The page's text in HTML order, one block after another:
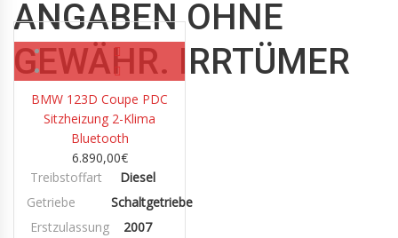
ANGABEN OHNE
GEWÄHR. IRRTÜMER
Diesel
BMW 123D Coupe PDC
Sitzheizung 2-Klima
Bluetooth
6.890,00€
Treibstoffart
Diesel
Getriebe
Schaltgetriebe
Erstzulassung
2007